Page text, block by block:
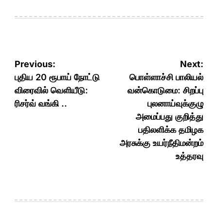
Post
navigation
Previous:
புதிய 20 ரூபாய் நோட்டு
விரைவில் வெளியீடு:
ரிசர்வ் வங்கி ..
Next:
பொள்ளாச்சி பாலியல்
வன்கொடுமை: சிறப்பு
புலனாய்வுக்குழு
அமைப்பது குறித்து
பதிலளிக்க தமிழக
அரசுக்கு உயர்நீதிமன்றம்
உத்தரவு